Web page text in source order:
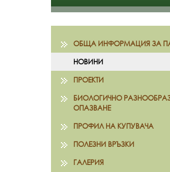
ОБЩА ИНФОРМАЦИЯ ЗА
НОВИНИ
ПРОЕКТИ
БИОЛОГИЧНО
ОПАЗВАНЕ
ПРОФИЛ НА КУПУВАЧА
ПОЛЕЗНИ ВРЪЗКИ
ГАЛЕРИЯ